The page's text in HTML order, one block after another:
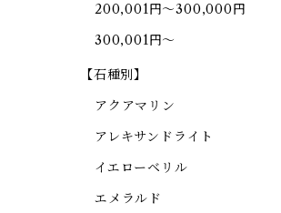
200,001円～300,000円
300,001円～
【石種別】
アクアマリン
アレキサンドライト
イエローベリル
エメラルド